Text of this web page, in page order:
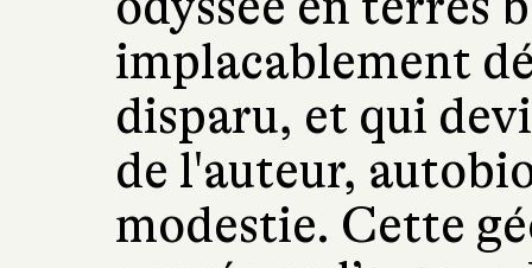
implacablement
disparu, et qui
de l'auteur,
modestie. Cette